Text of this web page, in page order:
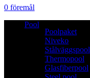
0 föremål
Pool
Poolpaket
Niveko
Stålväggspool
Thermopool
Glasfiberpool